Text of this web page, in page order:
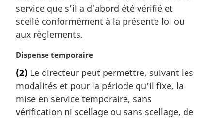
n
a
e
:
service que s’il a d’abord été vérifié et
scellé conformément à la présente loi ou
aux règlements.
N
t
e
m
a
Dispense temporaire
(2) Le directeur peut permettre, suivant les
modalités et pour la période qu’il fixe, la
mise en service temporaire, sans
vérification ni scellage ou sans scellage, de